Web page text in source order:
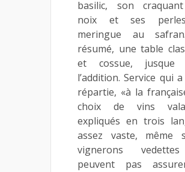
basilic, son
noix et ses
meringue au
résumé, une table
et cossue, jusque
l’addition. Service qui
répartie, «à la
choix de vins
expliqués en trois
assez vaste, même
vignerons
peuvent pas